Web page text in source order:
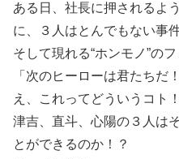
ある日、社長に押されるよ
に、３人はとんでもない事
そして現れる“ホンモノ”の
「次のヒーローは君たちだ！
え、これってどういうコト
津吉、直斗、心陽の３人は
とができるのか！？